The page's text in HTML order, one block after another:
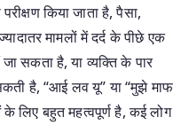
किया जाता है, पैसा,
मामलों में दर्द के पीछे एक
जा सकता है, या व्यक्ति के पार
है, “आई लव यू” या “मुझे माफ
लिए बहुत महत्वपूर्ण है, कई लोग